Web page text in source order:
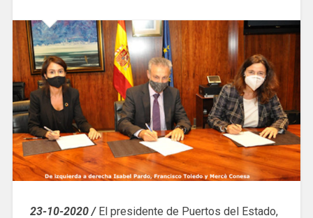
23-10-2020 /El presidente de Puertos del Estado,